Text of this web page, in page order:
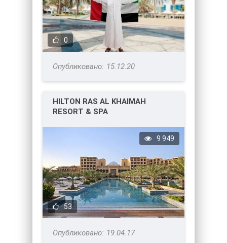
0
15.12.20
HILTON RAS AL KHAIMAH
RESORT & SPA
53
9 949
19.04.17